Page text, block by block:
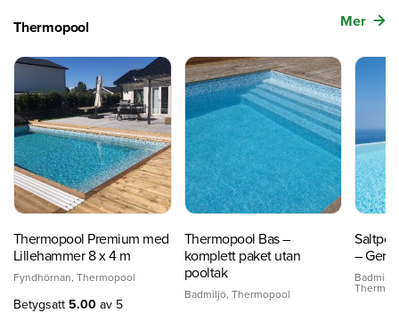
Thermopool Mer
Thermopool Premium med
Lillehammer 8 x 4 m
Fyndhörnan, Thermopool
Betygsatt 5.00av 5
Thermopool Bas –
komplett paket utan
pooltak
Badmiljö, Thermopool
– Ger
Badmiljö